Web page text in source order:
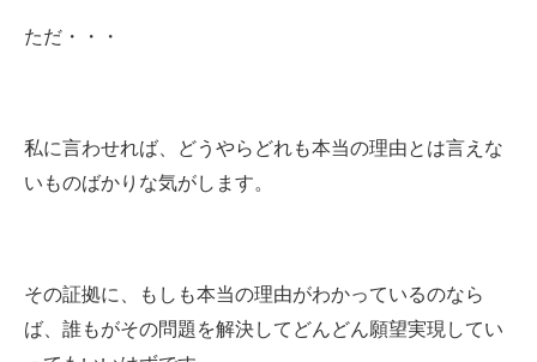
ただ・・・
私に言わせれば、どうやらどれも本当の理由とは言えな
いものばかりな気がします。
その証拠に、もしも本当の理由がわかっているのなら
ば、誰もがその問題を解決してどんどん願望実現してい